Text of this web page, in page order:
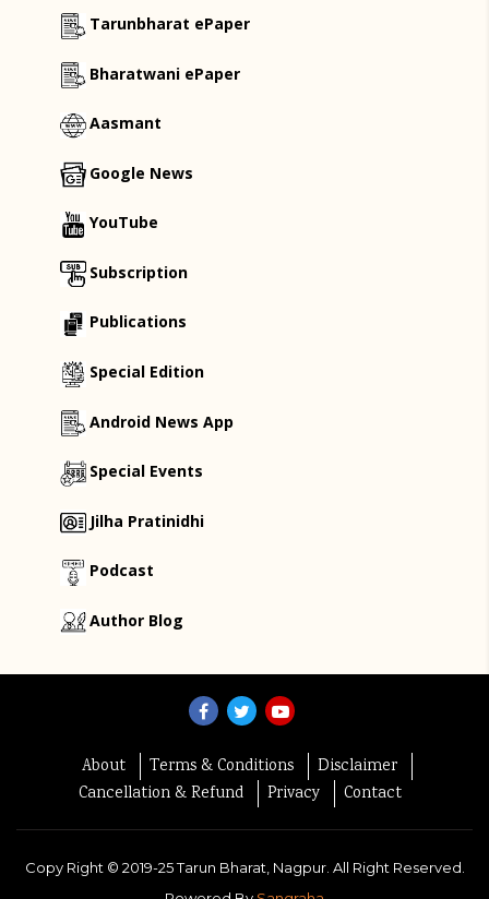
Tarunbharat ePaper
Bharatwani ePaper
Aasmant
Google News
YouTube
Subscription
Publications
Special Edition
Android News App
Special Events
Jilha Pratinidhi
Podcast
Author Blog
About Terms & Conditions
Disclaimer
Cancellation & Refund
Privacy Contact
Copy Right © 2019-25Tarun Bharat, Nagpur. All Right Reserved.